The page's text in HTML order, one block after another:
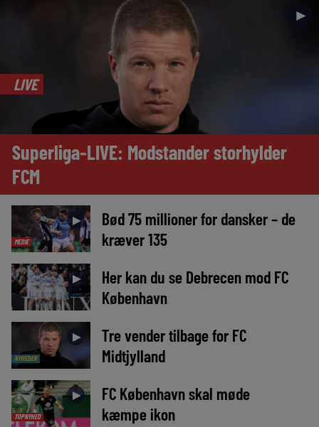
►
LIVE
Superliga-LIVE: Modstander storhylder
FCM
MEDIE
►
Bød 75 millioner for dansker – de
kræver 135
►
Her kan du se Debrecen mod FC
København
NYHEDER
►
Tre vender tilbage for FC
Midtjylland
TOPNYHED
►
FC København skal møde
kæmpe ikon